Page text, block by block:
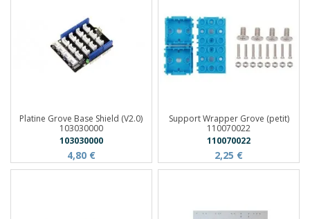
Platine Grove Base Shield (V2.0)
103030000
103030000
4,80 €
Support Wrapper Grove (petit)
110070022
110070022
2,25 €